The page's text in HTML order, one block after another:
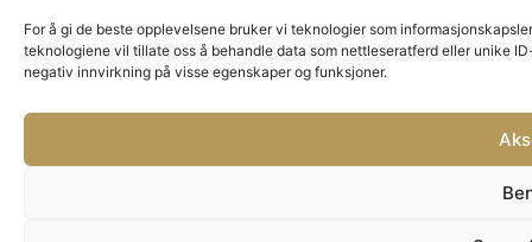
For å gi de beste opplevelsene bruker vi teknologier som
teknologiene vil tillate oss å behandle data som nettleseratferd eller unike
negativ innvirkning på visse egenskaper og funksjoner.